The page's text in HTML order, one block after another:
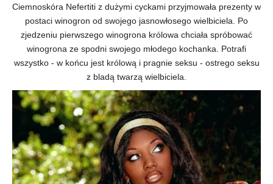
Ciemnoskóra Nefertiti z dużymi cyckami przyjmowała prezenty w
postaci winogron od swojego jasnowłosego wielbiciela. Po
zjedzeniu pierwszego winogrona królowa chciała spróbować
winogrona ze spodni swojego młodego kochanka. Potrafi
wszystko - w końcu jest królową i pragnie seksu - ostrego seksu
z bladą twarzą wielbiciela.